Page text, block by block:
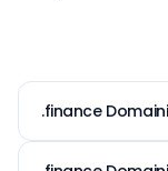
.finance
.finance
dünyada